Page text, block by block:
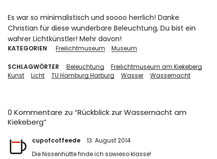
Es war so minimalistisch und soooo herrlich! Danke
Christian für diese wunderbare Beleuchtung, Du bist ein
wahrer Lichtkünstler! Mehr davon!
KATEGORIEN Freilichtmuseum Museum
SCHLAGWÖRTER Beleuchtung
Freilichtmuseum am Kiekeberg
Kunst
Licht TU Hamburg Harburg Wasser Wassernacht
0 Kommentare zu “Rückblick zur Wassernacht am
Kiekeberg”
cupofcoffeede
13. August 2014
Die Nissenhütte finde ich sowieso klasse!